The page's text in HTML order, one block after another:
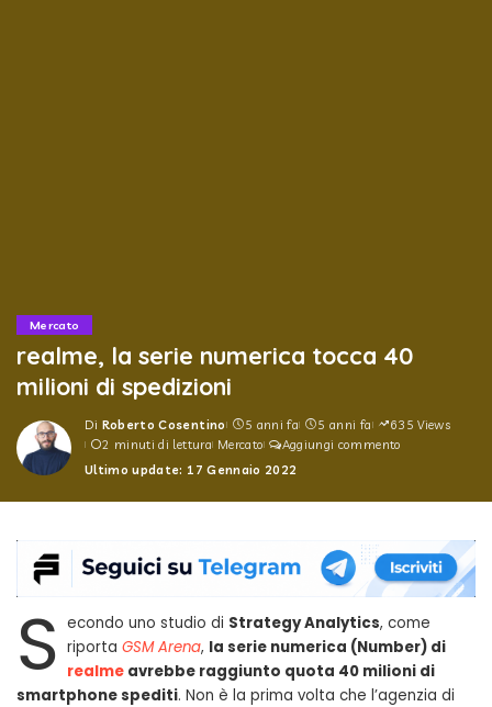
Mercato
realme, la serie numerica tocca 40
milioni di spedizioni
Posted
by
Di Roberto Cosentino 5 anni fa 5 anni fa
635 Views
2 minuti di lettura Mercato
Aggiungi commento
Ultimo update: 17 Gennaio 2022
S econdo uno studio di Strategy Analytics, come
riporta GSM Arena, la serie numerica (Number) di
realmeavrebbe raggiunto quota 40 milioni di
smartphone spediti. Non è la prima volta che l’agenzia di